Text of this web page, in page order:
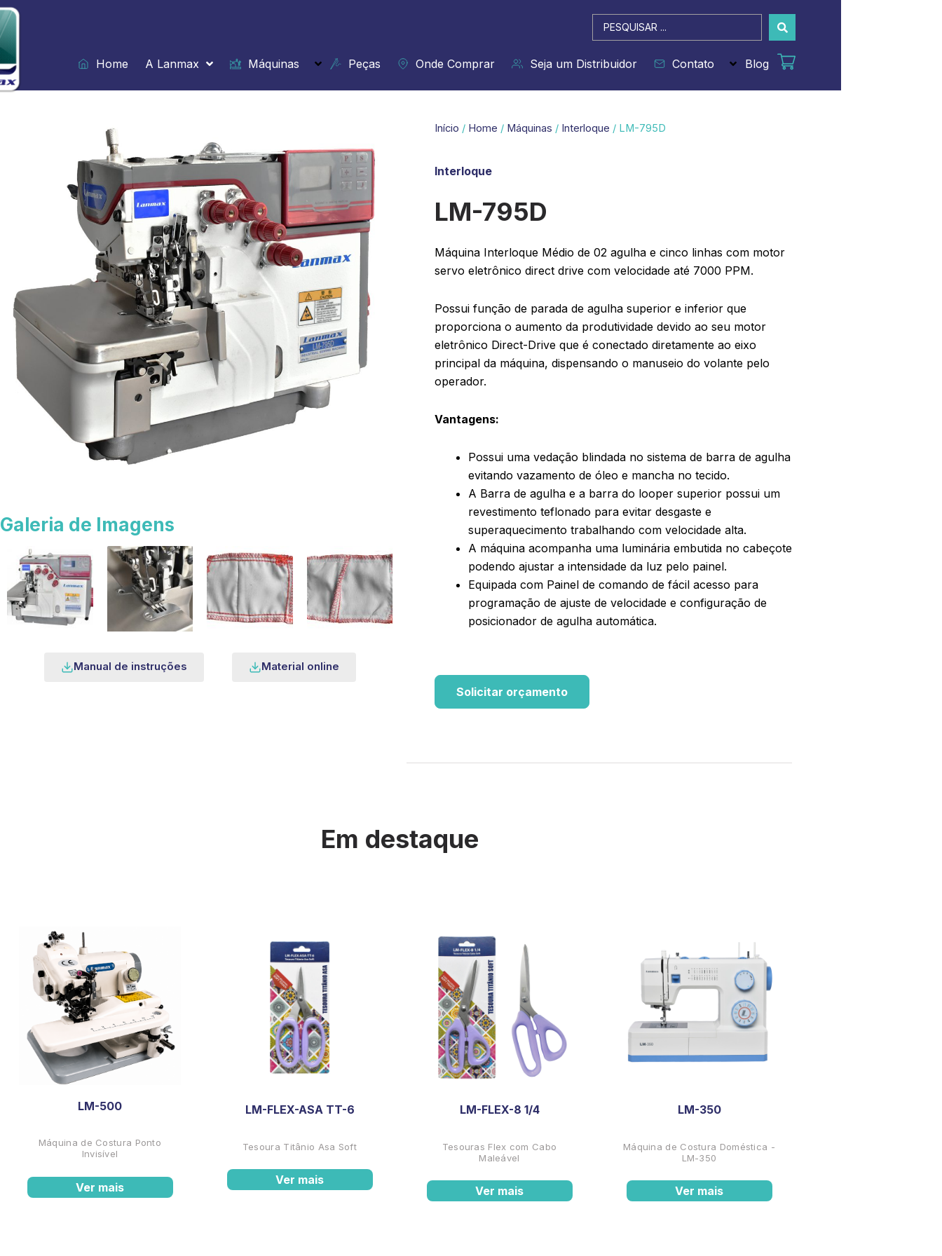
Ir
para
o
conteúdo
Pesquisar
...
Home
A Lanmax Máquinas Peças Onde Comprar Seja um Distribuidor Contato Blog
Galeria de Imagens
Manual de instruções Material online
Início / Home / Máquinas / Interloque / LM-795D
Interloque
LM-795D
Máquina Interloque Médio de 02 agulha e cinco linhas com motor
servo eletrônico direct drive com velocidade até 7000 PPM.
Possui função de parada de agulha superior e inferior que
proporciona o aumento da produtividade devido ao seu motor
eletrônico Direct-Drive que é conectado diretamente ao eixo
principal da máquina, dispensando o manuseio do volante pelo
operador.
Vantagens:
Possui uma vedação blindada no sistema de barra de agulha
evitando vazamento de óleo e mancha no tecido.
A Barra de agulha e a barra do looper superior possui um
revestimento teflonado para evitar desgaste e
superaquecimento trabalhando com velocidade alta.
A máquina acompanha uma luminária embutida no cabeçote
podendo ajustar a intensidade da luz pelo painel.
Equipada com Painel de comando de fácil acesso para
programação de ajuste de velocidade e configuração de
posicionador de agulha automática.
Solicitar orçamento
Em destaque
LM-500
Máquina de Costura Ponto
Invisível
Ver mais
LM-FLEX-ASA TT-6
Tesoura Titânio Asa Soft
Ver mais
LM-FLEX-8 1/4
Tesouras Flex com Cabo
Maleável
Ver mais
LM-350
Máquina de Costura Doméstica -
LM-350
Ver mais